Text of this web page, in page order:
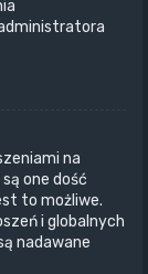
na
one dość
to możliwe.
i globalnych
nadawane